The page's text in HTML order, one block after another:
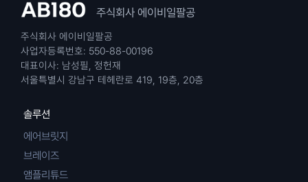
주식회사 에이비일팔공
주식회사 에이비일팔공
사업자등록번호: 550-88-00196
대표이사: 남성필, 정헌재
서울특별시 강남구 테헤란로 419, 19층, 20층
솔루션
에어브릿지
브레이즈
앰플리튜드